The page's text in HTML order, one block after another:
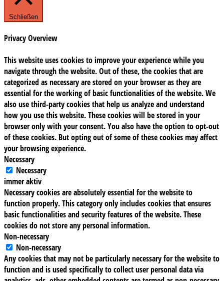
Schließen
Privacy Overview
This website uses cookies to improve your experience while you
navigate through the website. Out of these, the cookies that are
categorized as necessary are stored on your browser as they are
essential for the working of basic functionalities of the website. We
also use third-party cookies that help us analyze and understand
how you use this website. These cookies will be stored in your
browser only with your consent. You also have the option to opt-out
of these cookies. But opting out of some of these cookies may affect
your browsing experience.
Necessary
Necessary
immer aktiv
Necessary cookies are absolutely essential for the website to
function properly. This category only includes cookies that ensures
basic functionalities and security features of the website. These
cookies do not store any personal information.
Non-necessary
Non-necessary
Any cookies that may not be particularly necessary for the website to
function and is used specifically to collect user personal data via